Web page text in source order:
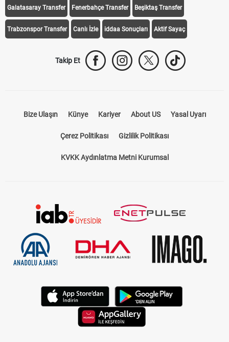
Galatasaray Transfer Fenerbahçe Transfer Beşiktaş Transfer
Trabzonspor Transfer Canlı İzle iddaa Sonuçları Aktif Sayaç
Takip Et
Bize Ulaşın Künye Kariyer About US Yasal Uyarı
Çerez Politikası Gizlilik Politikası
KVKK Aydınlatma Metni Kurumsal